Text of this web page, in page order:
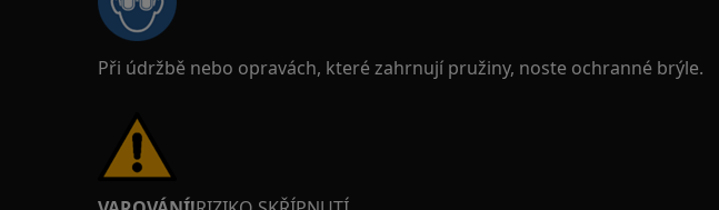
Při údržbě nebo opravách, které zahrnují pružiny, noste ochranné brýle.